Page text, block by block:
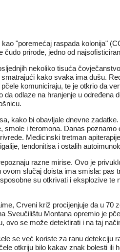
"poremećaj raspada kolonija"
prirode, jedno od
nekoliko tisuća
kako svaka ima dušu.
komuniciraju, te je otkrio da
da odlaze na hranjenje u
kako bi obavljale dnevne
smole i feromona. Danas
Medicinski tretman
tendonitisa i ostalih
razne mirise. Ovo je
slučaj doista ima smisla:
su otkrivati i eksplozive
Crveni križ procijenjuje da u
Sveučilištu Montana opremio je
ovo se može detektirati i na taj
se već koriste za ranu detekciju
otkriju bilo kakav znak bolesti